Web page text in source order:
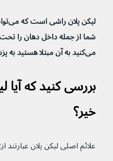
شما از جمله داخل دهان را تحت
می‌کنید به آن مبتلا هستید به پزشک مراجعه کنید.
بررسی کنید که آیا
خیر؟
علائم اصلی لیکن پلان عبارتند از: